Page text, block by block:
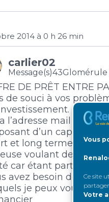
Vous
Ce site
Votre
2014 à 0 h 26 min
carlier02
Message(s)43
DE PRÊT ENTRE
de souci à vos
Une et
l’adresse mail :
d’un capital
et long terme allant
voulant de ce
car étant particulier
avez besoin de faire
je peux vous aider: